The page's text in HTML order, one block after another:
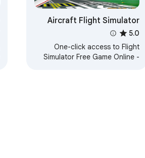
Aircraft Flight Simulator
Game - Launcher
5.0
One-click access to Flight
Simulator Free Game Online -